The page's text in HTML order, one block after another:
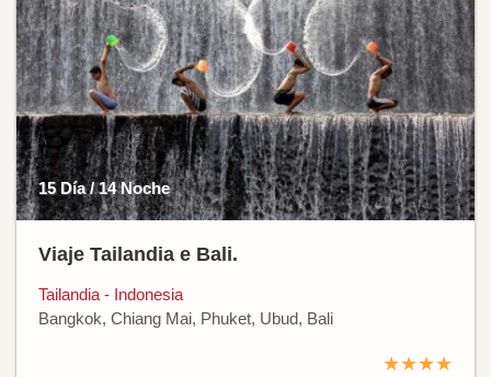
15 Día / 14 Noche
Viaje Tailandia e Bali.
Tailandia - Indonesia
Bangkok, Chiang Mai, Phuket, Ubud, Bali
★★★★